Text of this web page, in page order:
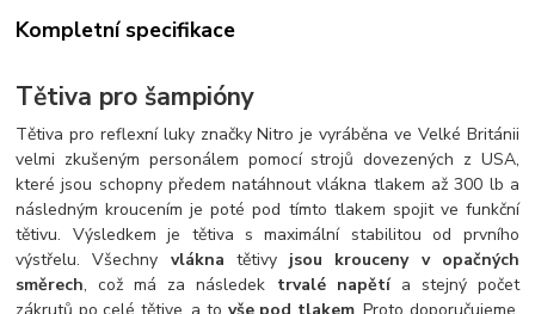
Kompletní specifikace
Tětiva pro šampióny
Tětiva pro reflexní luky značky Nitro je vyráběna ve Velké Británii
velmi zkušeným personálem pomocí strojů dovezených z USA,
které jsou schopny předem natáhnout vlákna tlakem až 300 lb a
následným kroucením je poté pod tímto tlakem spojit ve funkční
tětivu. Výsledkem je tětiva s maximální stabilitou od prvního
výstřelu. Všechny vlákna tětivy jsou krouceny v opačných
směrech, což má za následek trvalé napětía stejný počet